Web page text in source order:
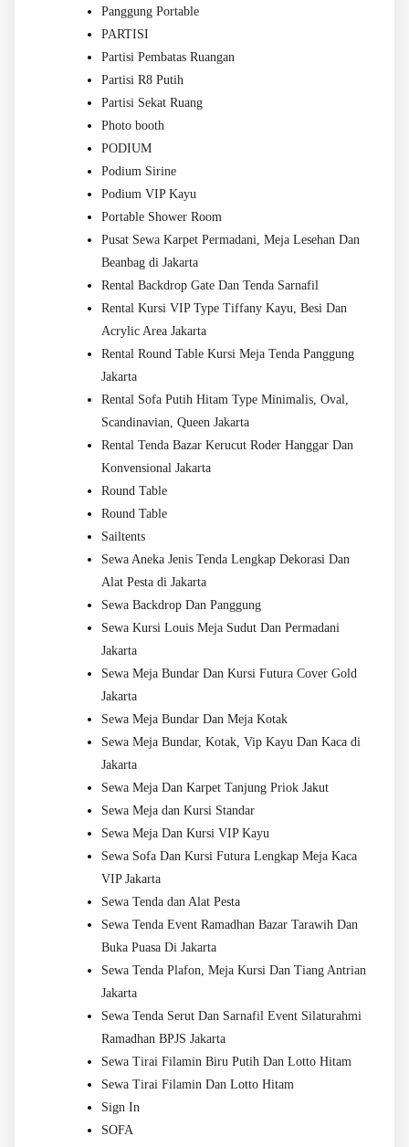
Panggung Portable
PARTISI
Partisi Pembatas Ruangan
Partisi R8 Putih
Partisi Sekat Ruang
Photo booth
PODIUM
Podium Sirine
Podium VIP Kayu
Portable Shower Room
Pusat Sewa Karpet Permadani, Meja Lesehan Dan
Beanbag di Jakarta
Rental Backdrop Gate Dan Tenda Sarnafil
Rental Kursi VIP Type Tiffany Kayu, Besi Dan
Acrylic Area Jakarta
Rental Round Table Kursi Meja Tenda Panggung
Jakarta
Rental Sofa Putih Hitam Type Minimalis, Oval,
Scandinavian, Queen Jakarta
Rental Tenda Bazar Kerucut Roder Hanggar Dan
Konvensional Jakarta
Round Table
Round Table
Sailtents
Sewa Aneka Jenis Tenda Lengkap Dekorasi Dan
Alat Pesta di Jakarta
Sewa Backdrop Dan Panggung
Sewa Kursi Louis Meja Sudut Dan Permadani
Jakarta
Sewa Meja Bundar Dan Kursi Futura Cover Gold
Jakarta
Sewa Meja Bundar Dan Meja Kotak
Sewa Meja Bundar, Kotak, Vip Kayu Dan Kaca di
Jakarta
Sewa Meja Dan Karpet Tanjung Priok Jakut
Sewa Meja dan Kursi Standar
Sewa Meja Dan Kursi VIP Kayu
Sewa Sofa Dan Kursi Futura Lengkap Meja Kaca
VIP Jakarta
Sewa Tenda dan Alat Pesta
Sewa Tenda Event Ramadhan Bazar Tarawih Dan
Buka Puasa Di Jakarta
Sewa Tenda Plafon, Meja Kursi Dan Tiang Antrian
Jakarta
Sewa Tenda Serut Dan Sarnafil Event Silaturahmi
Ramadhan BPJS Jakarta
Sewa Tirai Filamin Biru Putih Dan Lotto Hitam
Sewa Tirai Filamin Dan Lotto Hitam
Sign In
SOFA